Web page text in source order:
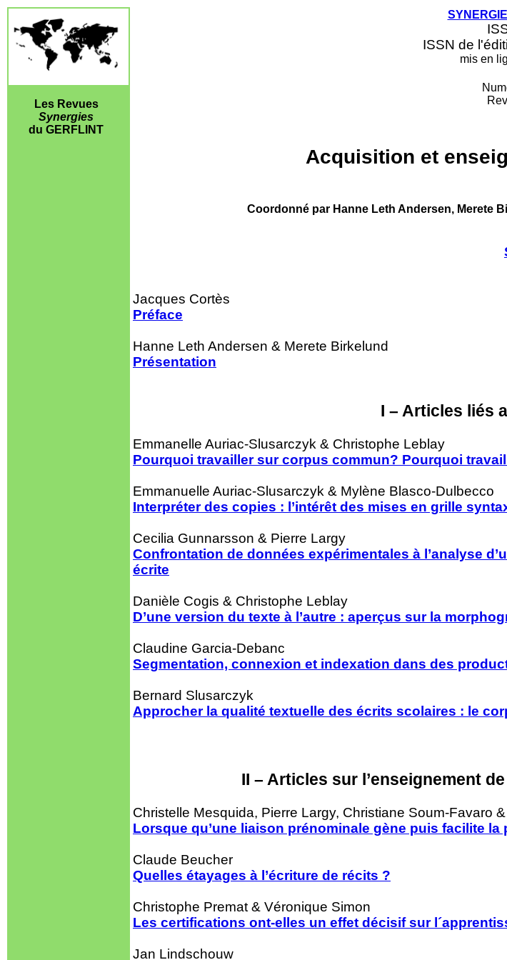
Les Revues
Synergies
du GERFLINT
ISSN de
mis en
Acquisition et
Coordonné par Hanne Leth Andersen, Merete
Jacques Cortès
Préface
Hanne Leth Andersen & Merete Birkelund
Présentation
I – Articles liés
Emmanelle Auriac-Slusarczyk & Christophe Leblay
Pourquoi travailler sur corpus commun? Pourquoi
Emmanuelle Auriac-Slusarczyk & Mylène Blasco-Dulbecco
Interpréter des copies : l’intérêt des mises en grille
Cecilia Gunnarsson & Pierre Largy
Confrontation de données expérimentales à l’analyse
écrite
Danièle Cogis & Christophe Leblay
D’une version du texte à l’autre : aperçus sur la
Claudine Garcia-Debanc
Segmentation, connexion et indexation dans des
Bernard Slusarczyk
Approcher la qualité textuelle des écrits scolaires : le
II – Articles sur l’enseignement
Christelle Mesquida, Pierre Largy, Christiane Soum-Favaro
Lorsque qu’une liaison prénominale gène puis facilite
Claude Beucher
Quelles étayages à l’écriture de récits ?
Christophe Premat & Véronique Simon
Les certifications ont-elles un effet décisif sur
Jan Lindschouw